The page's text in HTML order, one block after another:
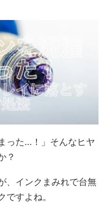
った…！」そんなヒヤ
？
、インクまみれで台無
ですよね。